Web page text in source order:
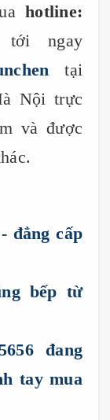
hotline:
ngay
tại
Nội trực
và được
đẳng cấp
bếp từ
đang
tay mua